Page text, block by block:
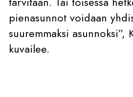
pienasunnot voidaan
suuremmaksi asunnoksi”,
kuvailee.